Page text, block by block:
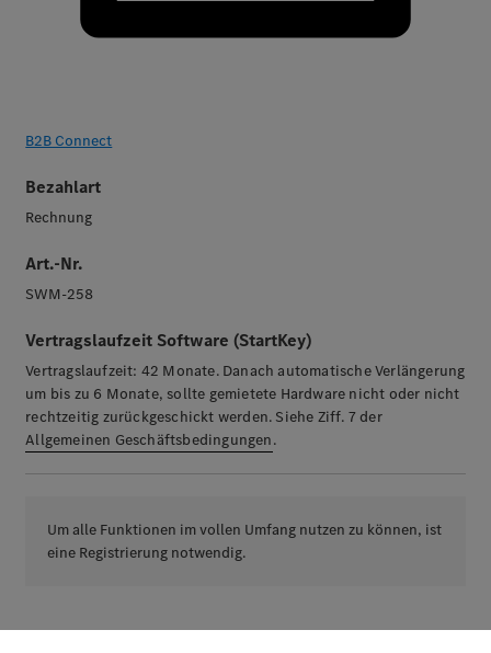
B2B Connect
Bezahlart
Rechnung
Art.-Nr.
SWM-258
Vertragslaufzeit Software (StartKey)
Vertragslaufzeit: 42 Monate. Danach automatische Verlängerung
um bis zu 6 Monate, sollte gemietete Hardware nicht oder nicht
rechtzeitig zurückgeschickt werden. Siehe Ziff. 7 der
Allgemeinen Geschäftsbedingungen.
Um alle Funktionen im vollen Umfang nutzen zu können, ist
eine Registrierung notwendig.